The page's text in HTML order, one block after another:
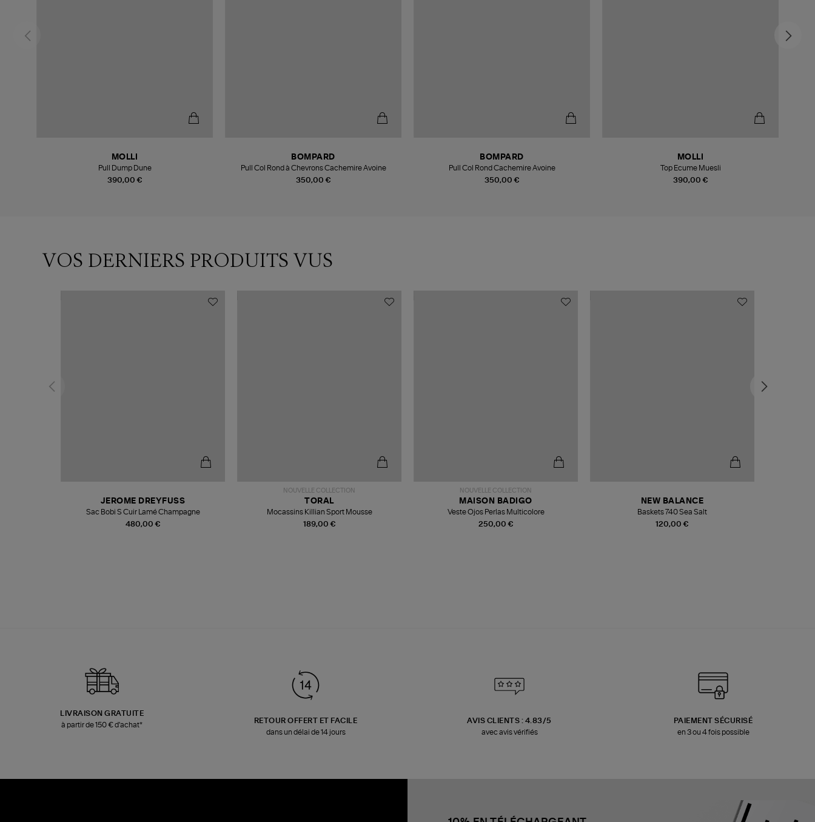
390,00 €
MOLLI
Pull Dump Dune
350,00 €
BOMPARD
Pull Col Rond à Chevrons Cachemire Avoine
350,00 €
BOMPARD
Pull Col Rond Cachemire Avoine
390,00 €
MOLLI
Top Ecume Muesli
VOS DERNIERS PRODUITS VUS
480,00 €
JEROME DREYFUSS
Sac Bobi S Cuir Lamé Champagne
NOUVELLE COLLECTION
189,00 €
TORAL
Mocassins Killian Sport Mousse
NOUVELLE COLLECTION
250,00 €
MAISON BADIGO
Veste Ojos Perlas Multicolore
120,00 €
NEW BALANCE
Baskets 740 Sea Salt
LIVRAISON GRATUITE
à partir de 150 € d'achat*
RETOUR OFFERT ET FACILE
dans un délai de 14 jours
AVIS CLIENTS : 4.83/5
avec avis vérifiés
PAIEMENT SÉCURISÉ
en 3 ou 4 fois possible